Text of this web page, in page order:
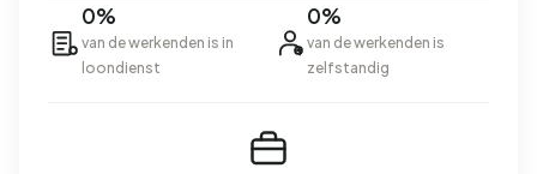
0%
van de werkenden is in
loondienst
0%
van de werkenden is
zelfstandig